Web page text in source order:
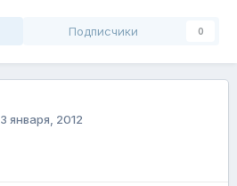
Подписчики 0
3 января, 2012